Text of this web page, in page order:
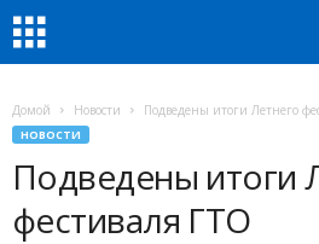
Домой Новости Подведены итоги Летнего
НОВОСТИ
Подведены итоги
фестиваля ГТО